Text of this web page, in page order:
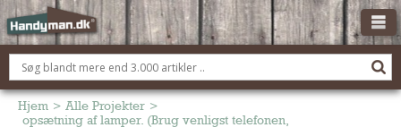
OM HANDYMAN.DK
FÅ 3 TILBUD
ANNONCERING
Hjem > Alle Projekter >
opsætning af lamper. (Brug venligst telefonen, ikke email.)